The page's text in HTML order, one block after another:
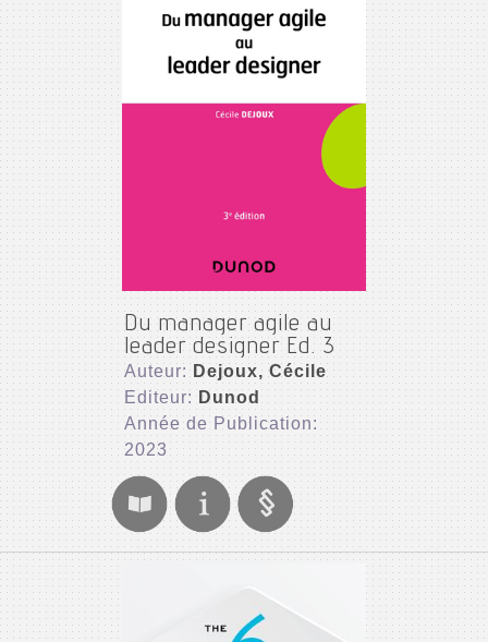
Du manager agile au
leader designer Ed. 3
Auteur: Dejoux, Cécile
Editeur: Dunod
Année de Publication:
2023